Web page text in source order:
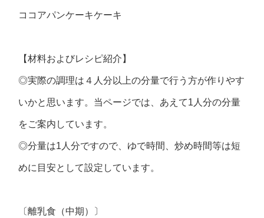
ココアパンケーキケーキ
【材料およびレシピ紹介】
◎実際の調理は４人分以上の分量で行う方が作りやす
いかと思います。当ページでは、あえて1人分の分量
をご案内しています。
◎分量は1人分ですので、ゆで時間、炒め時間等は短
めに目安として設定しています。
〔離乳食（中期）〕